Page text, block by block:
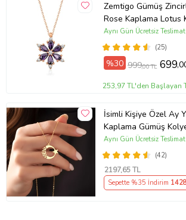
Zemtigo Gümüş
Rose Kaplama Lotus
Kolye
(25)
Aynı Gün Ücretsiz Teslimat
%30 999,00 TL 699
253,97 TL'den Başlayan
İsimli Kişiye Özel Ay
Kaplama Gümüş
(42)
Aynı Gün Ücretsiz Teslimat
2197,65 TL
Sepette %35 İndirim